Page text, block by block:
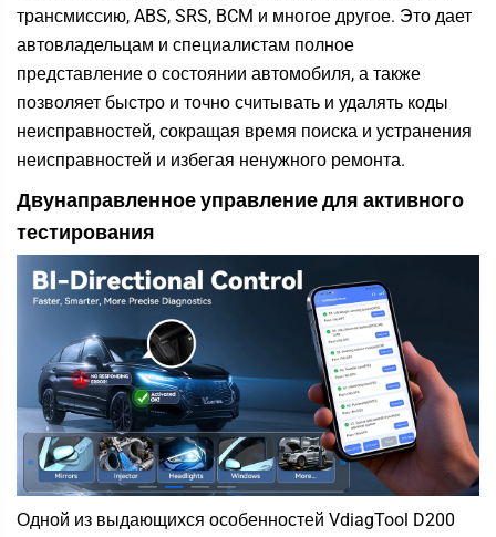
трансмиссию, ABS, SRS, BCM и многое другое. Это дает
автовладельцам и специалистам полное
представление о состоянии автомобиля, а также
позволяет быстро и точно считывать и удалять коды
неисправностей, сокращая время поиска и устранения
неисправностей и избегая ненужного ремонта.
Двунаправленное управление для активного
тестирования
Одной из выдающихся особенностей VdiagTool D200